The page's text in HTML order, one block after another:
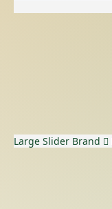
Large Slider Brand